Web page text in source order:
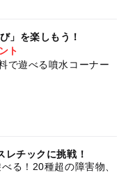
」を楽しもう！
ト
で遊べる噴水コーナー
チックに挑戦！
る！20種超の障害物、